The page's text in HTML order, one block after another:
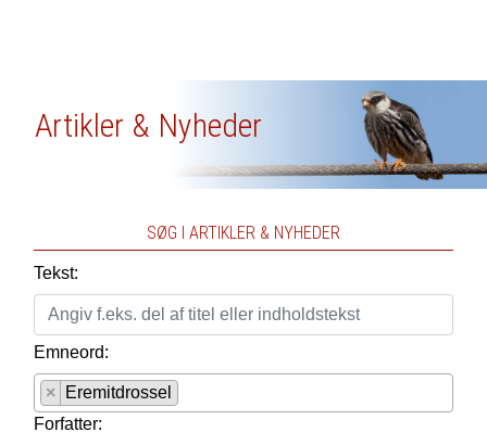
Artikler & Nyheder
SØG I ARTIKLER & NYHEDER
Tekst:
Emneord:
×
Eremitdrossel
Forfatter: